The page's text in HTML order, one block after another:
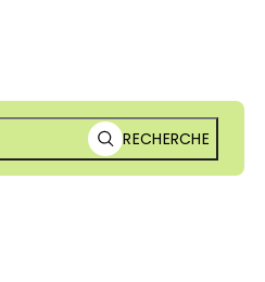
RECHERCHE